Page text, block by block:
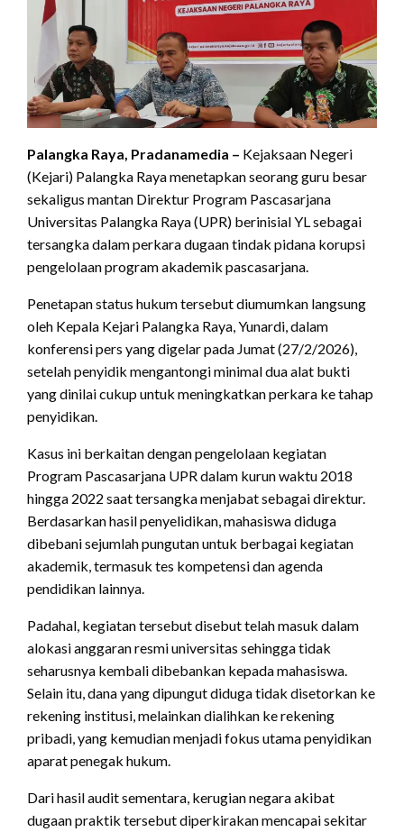
Palangka Raya, Pradanamedia – Kejaksaan Negeri
(Kejari) Palangka Raya menetapkan seorang guru besar
sekaligus mantan Direktur Program Pascasarjana
Universitas Palangka Raya (UPR) berinisial YL sebagai
tersangka dalam perkara dugaan tindak pidana korupsi
pengelolaan program akademik pascasarjana.
Penetapan status hukum tersebut diumumkan langsung
oleh Kepala Kejari Palangka Raya, Yunardi, dalam
konferensi pers yang digelar pada Jumat (27/2/2026),
setelah penyidik mengantongi minimal dua alat bukti
yang dinilai cukup untuk meningkatkan perkara ke tahap
penyidikan.
Kasus ini berkaitan dengan pengelolaan kegiatan
Program Pascasarjana UPR dalam kurun waktu 2018
hingga 2022 saat tersangka menjabat sebagai direktur.
Berdasarkan hasil penyelidikan, mahasiswa diduga
dibebani sejumlah pungutan untuk berbagai kegiatan
akademik, termasuk tes kompetensi dan agenda
pendidikan lainnya.
Padahal, kegiatan tersebut disebut telah masuk dalam
alokasi anggaran resmi universitas sehingga tidak
seharusnya kembali dibebankan kepada mahasiswa.
Selain itu, dana yang dipungut diduga tidak disetorkan ke
rekening institusi, melainkan dialihkan ke rekening
pribadi, yang kemudian menjadi fokus utama penyidikan
aparat penegak hukum.
Dari hasil audit sementara, kerugian negara akibat
dugaan praktik tersebut diperkirakan mencapai sekitar